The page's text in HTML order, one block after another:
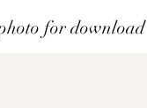
for download